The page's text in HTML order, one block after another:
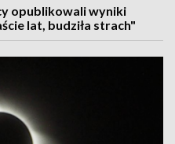
opublikowali wyniki
lat, budziła strach"